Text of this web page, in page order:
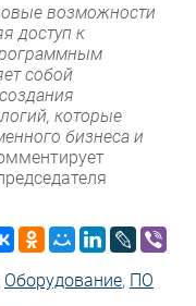
возможности
доступ к
собой
которые
бизнеса и
Оборудование, ПО